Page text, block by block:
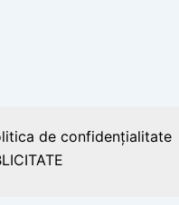
de confidențialitate